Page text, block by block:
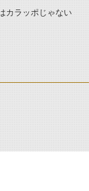
カラッポじゃない